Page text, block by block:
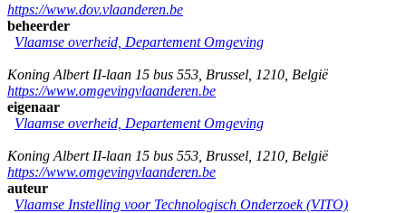
https://www.dov.vlaanderen.be
beheerder
Vlaamse overheid, Departement Omgeving
Koning Albert II-laan 15 bus 553 Brussel 1210 België
https://www.omgevingvlaanderen.be
eigenaar
Vlaamse overheid, Departement Omgeving
Koning Albert II-laan 15 bus 553 Brussel 1210 België
https://www.omgevingvlaanderen.be
auteur
Vlaamse Instelling voor Technologisch Onderzoek (VITO)